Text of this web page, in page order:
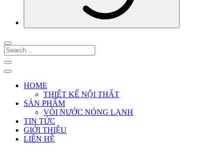
HOME
THIẾT KẾ NỘI THẤT
SẢN PHẨM
VÒI NƯỚC NÓNG LẠNH
TIN TỨC
GIỚI THIỆU
LIÊN HỆ